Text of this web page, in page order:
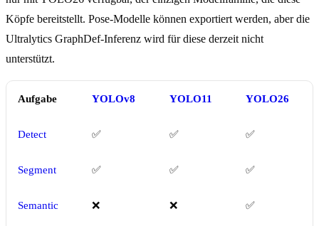
Köpfe bereitstellt. Pose-Modelle können exportiert werden, aber die
Ultralytics GraphDef-Inferenz wird für diese derzeit nicht
unterstützt.
Aufgabe YOLOv8 YOLO11 YOLO26
Detect ✅ ✅ ✅
Segment ✅ ✅ ✅
Semantic ❌ ❌ ✅